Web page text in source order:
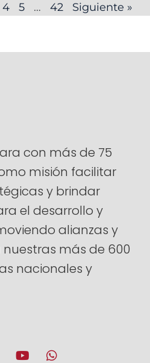
4 5 … 42 Siguiente »
con más de 75
misión facilitar
y brindar
el desarrollo y
alianzas y
más de 600
nacionales y